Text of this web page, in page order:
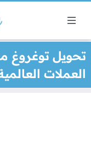
تحويل توغروغ
العملات